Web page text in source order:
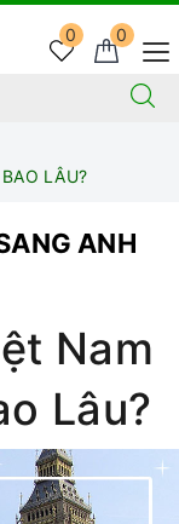
0
0
LÂU?
ANH
Nam
Lâu?